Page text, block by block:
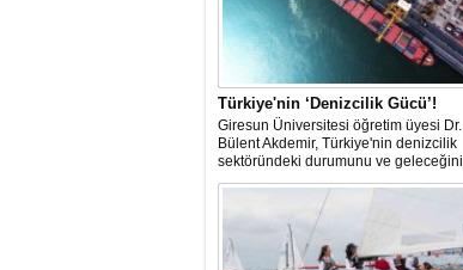
Türkiye'nin ‘Denizcilik Gücü’!
Giresun Üniversitesi öğretim üyesi Dr.
Bülent Akdemir, Türkiye'nin denizcilik
sektöründeki durumunu ve geleceğini
değerlendirdi.